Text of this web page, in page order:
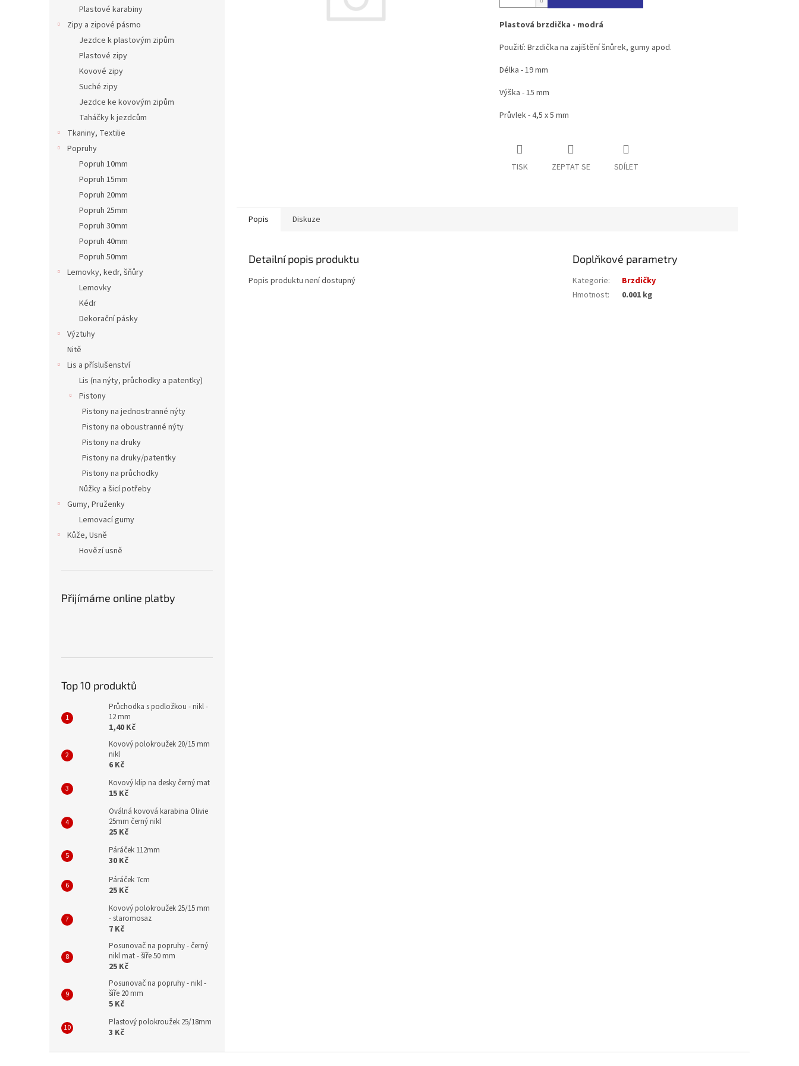
Plastové karabiny
Zipy a zipové pásmo
Jezdce k plastovým zipům
Plastové zipy
Kovové zipy
Suché zipy
Jezdce ke kovovým zipům
Taháčky k jezdcům
Tkaniny, Textilie
Popruhy
Popruh 10mm
Popruh 15mm
Popruh 20mm
Popruh 25mm
Popruh 30mm
Popruh 40mm
Popruh 50mm
Lemovky, kedr, šňůry
Lemovky
Kédr
Dekorační pásky
Výztuhy
Nitě
Lis a příslušenství
Lis (na nýty, průchodky a patentky)
Pistony
Pistony na jednostranné nýty
Pistony na oboustranné nýty
Pistony na druky
Pistony na druky/patentky
Pistony na průchodky
Nůžky a šicí potřeby
Gumy, Pruženky
Lemovací gumy
Kůže, Usně
Hovězí usně
Přijímáme online platby
Top 10 produktů
Průchodka s podložkou - nikl -
12 mm
1,40 Kč
Kovový polokroužek 20/15 mm
nikl
6 Kč
Kovový klip na desky černý mat
15 Kč
Oválná kovová karabina Olivie
25mm černý nikl
25 Kč
Páráček 112mm
30 Kč
Páráček 7cm
25 Kč
Kovový polokroužek 25/15 mm
- staromosaz
7 Kč
Posunovač na popruhy - černý
nikl mat - šíře 50 mm
25 Kč
Posunovač na popruhy - nikl -
šíře 20 mm
5 Kč
Plastový polokroužek 25/18mm
3 Kč
Plastová brzdička - modrá
Použití: Brzdička na zajištění šnůrek, gumy apod.
Délka - 19 mm
Výška - 15 mm
Průvlek - 4,5 x 5 mm
TISK ZEPTAT SE SDÍLET
Popis Diskuze
Detailní popis produktu
Popis produktu není dostupný
Doplňkové parametry
Kategorie:
Brzdičky
Hmotnost: 0.001 kg